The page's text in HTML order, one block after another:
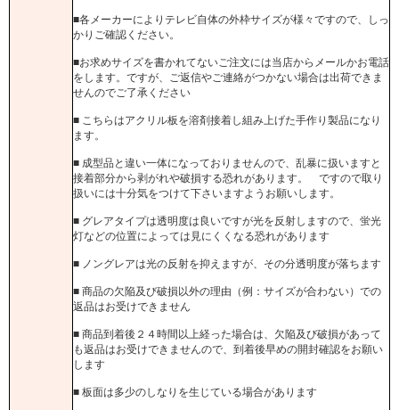
■各メーカーによりテレビ自体の外枠サイズが様々ですので、しっ
かりご確認ください。
■お求めサイズを書かれてないご注文には当店からメールかお電話
をします。ですが、ご返信やご連絡がつかない場合は出荷できま
せんのでご了承ください
■ こちらはアクリル板を溶剤接着し組み上げた手作り製品になり
ます。
■ 成型品と違い一体になっておりませんので、乱暴に扱いますと
接着部分から剥がれや破損する恐れがあります。 ですので取り
扱いには十分気をつけて下さいますようお願いします。
■ グレアタイプは透明度は良いですが光を反射しますので、蛍光
灯などの位置によっては見にくくなる恐れがあります
■ ノングレアは光の反射を抑えますが、その分透明度が落ちます
■ 商品の欠陥及び破損以外の理由（例：サイズが合わない）での
返品はお受けできません
■ 商品到着後２４時間以上経った場合は、欠陥及び破損があって
も返品はお受けできませんので、到着後早めの開封確認をお願い
します
■ 板面は多少のしなりを生じている場合があります